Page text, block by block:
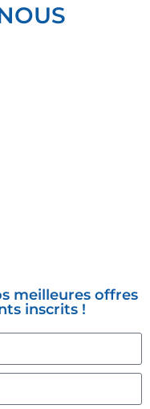
meilleures offres
inscrits !